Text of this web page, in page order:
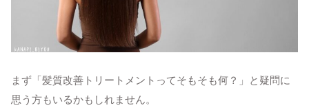
まず「髪質改善トリートメントってそもそも何？」と疑問に
思う方もいるかもしれません。